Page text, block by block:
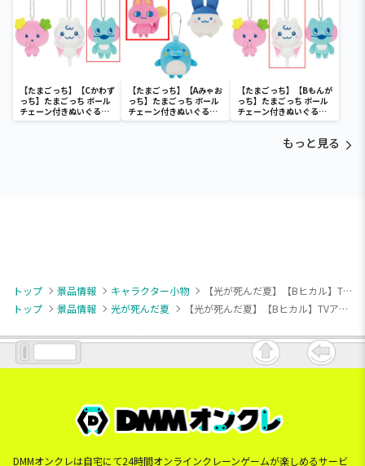
【たまごっち】【Cかわず
っち】たまごっち ボール
チェーン付きぬいぐるみ
～Tamagotchi
【たまごっち】【Aみゃお
っち】たまごっち ボール
チェーン付きぬいぐるみ
～Tamagotchi
【たまごっち】【Bもんが
っち】たまごっち ボール
チェーン付きぬいぐるみ
～Tamagotchi
もっと見る
トップ 景品情報 キャラクター小物
【光が死んだ夏】【Bヒカル】TVアニメ「光が死んだ夏」 描き起こしゆらゆらアクリルスタンド
トップ
景品情報 光が死んだ夏 【光が死んだ夏】【Bヒカル】TVアニメ「光が死んだ夏」 描き起こしゆらゆらアクリルスタンド
DMMオンクレは自宅にて24時間オンラインクレーンゲームが楽しめるサービ